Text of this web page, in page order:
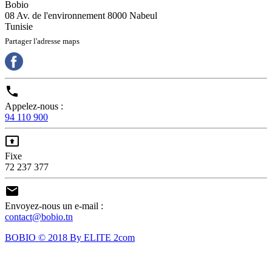
Bobio
08 Av. de l'environnement 8000 Nabeul
Tunisie
Partager l'adresse maps

Appelez-nous :
94 110 900

Fixe
72 237 377

Envoyez-nous un e-mail :
contact@bobio.tn
BOBIO © 2018 By ELITE 2com